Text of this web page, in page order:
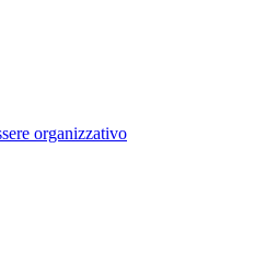
organizzativo